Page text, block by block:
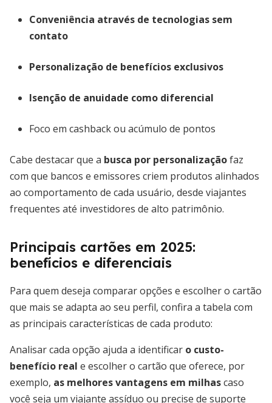
Conveniência através de tecnologias sem
contato
Personalização de benefícios exclusivos
Isenção de anuidade como diferencial
Foco em cashback ou acúmulo de pontos
Cabe destacar que a busca por personalizaçãofaz
com que bancos e emissores criem produtos alinhados
ao comportamento de cada usuário, desde viajantes
frequentes até investidores de alto patrimônio.
Principais cartões em 2025:
benefícios e diferenciais
Para quem deseja comparar opções e escolher o cartão
que mais se adapta ao seu perfil, confira a tabela com
as principais características de cada produto:
Analisar cada opção ajuda a identificar o custo-
benefício real e escolher o cartão que oferece, por
exemplo, as melhores vantagens em milhascaso
você seja um viajante assíduo ou precise de suporte